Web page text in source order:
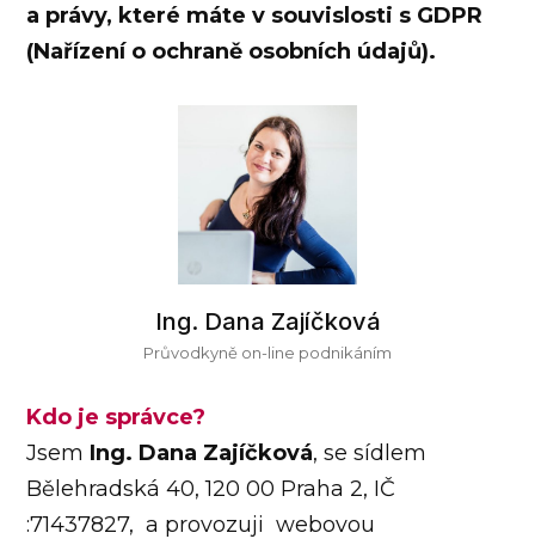
a právy, které máte v souvislosti s GDPR
(Nařízení o ochraně osobních údajů).
Ing. Dana Zajíčková
Průvodkyně on-line podnikáním
Kdo je správce?
Jsem Ing. Dana Zajíčková, se sídlem
Bělehradská 40, 120 00 Praha 2, IČ
:71437827, a provozuji webovou